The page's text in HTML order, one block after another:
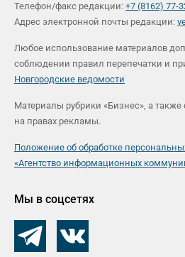
Телефон/факс редакции: +7 (8162) 77-
Адрес электронной почты редакции:
Любое использование материалов
соблюдении правил перепечатки и
Новгородские ведомости
Материалы рубрики «Бизнес», а
на правах рекламы.
Положение об обработке
«Агентство информационных
Мы в соцсетях